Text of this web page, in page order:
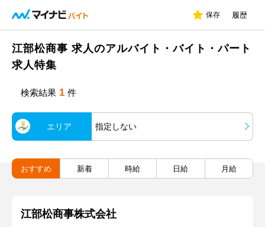
保存 履歴
江部松商事 求人のアルバイト・バイト・パート
求人特集
検索結果 1 件
エリア 指定しない
おすすめ 新着 時給 日給 月給
江部松商事株式会社